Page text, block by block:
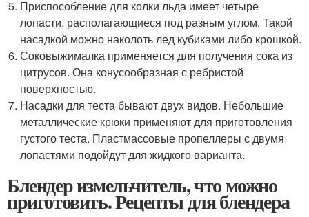
Приспособление для колки льда имеет четыре
лопасти, располагающиеся под разным углом. Такой
насадкой можно наколоть лед кубиками либо крошкой.
Соковыжималка применяется для получения сока из
цитрусов. Она конусообразная с ребристой
поверхностью.
Насадки для теста бывают двух видов. Небольшие
металлические крюки применяют для приготовления
густого теста. Пластмассовые пропеллеры с двумя
лопастями подойдут для жидкого варианта.
Блендер измельчитель, что можно
приготовить. Рецепты для блендера